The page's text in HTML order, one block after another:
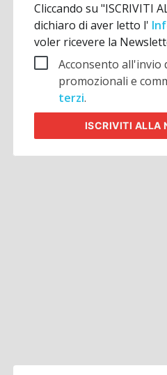
Cliccando su "ISCRIVITI
dichiaro di aver letto l'
voler ricevere la
Acconsento all'invio
promozionali e
terzi.
ISCRIVITI ALLA